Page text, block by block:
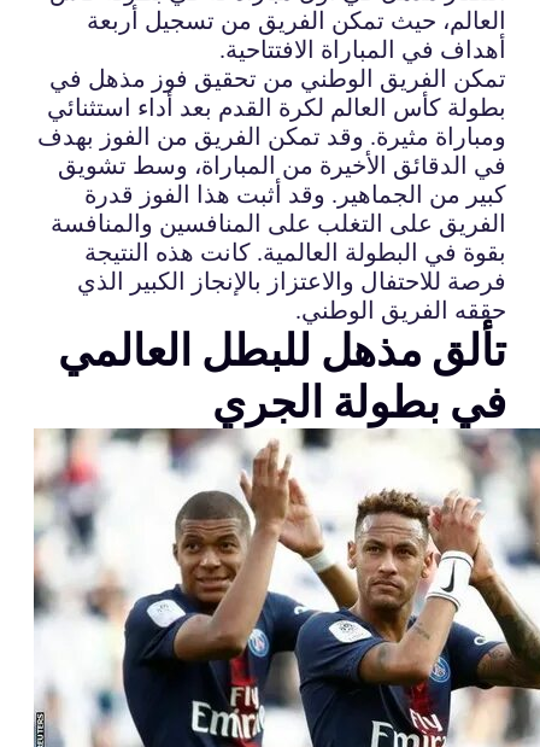
العالم، حيث تمكن الفريق من تسجيل أربعة
أهداف في المباراة الافتتاحية.
تمكن الفريق الوطني من تحقيق فوز مذهل في
بطولة كأس العالم لكرة القدم بعد أداء استثنائي
ومباراة مثيرة. وقد تمكن الفريق من الفوز بهدف
في الدقائق الأخيرة من المباراة، وسط تشويق
كبير من الجماهير. وقد أثبت هذا الفوز قدرة
الفريق على التغلب على المنافسين والمنافسة
بقوة في البطولة العالمية. كانت هذه النتيجة
فرصة للاحتفال والاعتزاز بالإنجاز الكبير الذي
حققه الفريق الوطني.
تألق مذهل للبطل العالمي
في بطولة الجري